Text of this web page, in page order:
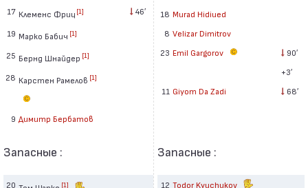
17 Клеменс Фриц [1] 46′
19 Марко Бабич [1]
25 Бернд Шнайдер [1]
28 Карстен Рамелов [1]
9 Димитр Бербатов
Запасные :
20 [1]
18 Murad Hidiued
8 Velizar Dimitrov
23 Emil Gargorov
90′
+3′
11 Giyom Da Zadi 68′
Запасные :
12 Todor Kyuchukov